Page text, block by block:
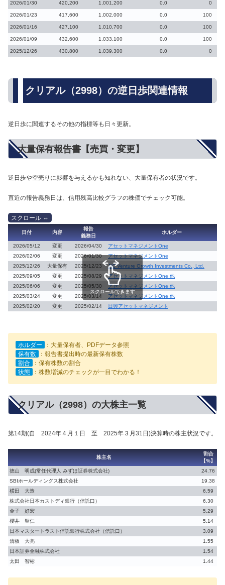
2026/01/30 420,200 1,001,200 0.0 0
2026/01/23 417,600 1,002,000 0.0 100
2026/01/16 427,100 1,010,700 0.0 100
2026/01/09 432,600 1,033,100 0.0 100
2025/12/26 430,800 1,039,300 0.0 0
クリアル（2998）の逆日歩関連情報
逆日歩に関連するその他の指標等も日々更新。
大量保有報告書【売買・変更】
逆日歩や空売りに影響を与えるかも知れない、大量保有者の状況です。
直近の報告義務日は、信用残高比較グラフの株価でチェック可能。
日付 内容
報告
義務日
ホルダー
2026/05/12 変更 2026/04/30
アセットマネジメントOne
2026/02/06
変更 2026/01/30
アセットマネジメントOne
2025/12/26
大量保有 2025/12/23
JIC Venture Growth Investments Co., Ltd.
2025/09/05
変更 2025/08/29
アセットマネジメントOne 他
2025/06/06
変更 2025/05/30
アセットマネジメントOne 他
2025/03/24
変更 2025/03/14
アセットマネジメントOne 他
2025/02/20
変更 2025/02/14 日興アセットマネジメント
スクロールできます
ホルダー
：大量保有者、PDFデータ参照
保有数
：報告書提出時の最新保有株数
割合
：保有株数の割合
状態
：株数増減のチェックが一目でわかる！
クリアル（2998）の大株主一覧
第14期(自 2024年４月１日 至 2025年３月31日)決算時の株主状況です。
株主名
割合
【%】
徳山 明成(常任代理人 みずほ証券株式会社)
24.76
SBIホールディングス株式会社
19.38
横田 大造
6.59
株式会社日本カストディ銀行（信託口）
6.30
金子 好宏
5.29
櫻井 聖仁
5.14
日本マスタートラスト信託銀行株式会社（信託口）
3.09
清板 大亮
1.55
日本証券金融株式会社
1.54
太田 智彬
1.44